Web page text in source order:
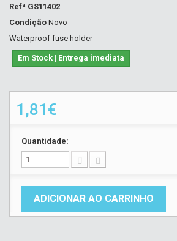
Refª GS11402
Condição Novo
Waterproof fuse holder
Em Stock | Entrega imediata
1,81€
Quantidade:
ADICIONAR AO CARRINHO